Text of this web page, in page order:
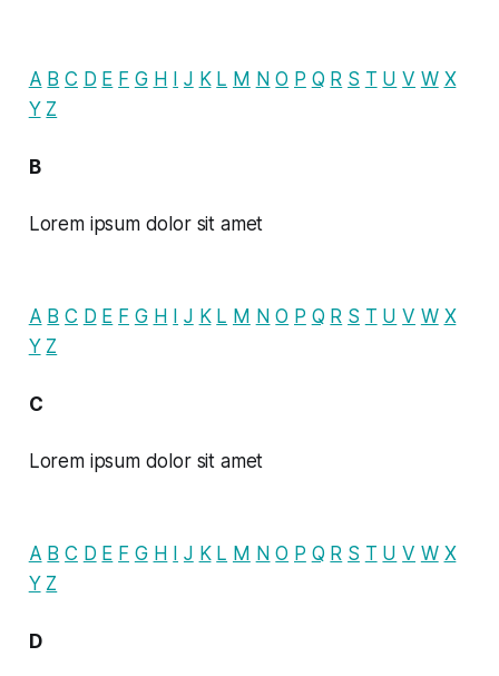
A B C D E F G H J K L M N O P Q R S T U V W X
Y Z
B
Lorem ipsum dolor sit amet
A B C D E F G H J K L M N O P Q R S T U V W X
Y Z
C
Lorem ipsum dolor sit amet
A B C D E F G H J K L M N O P Q R S T U V W X
Y Z
D